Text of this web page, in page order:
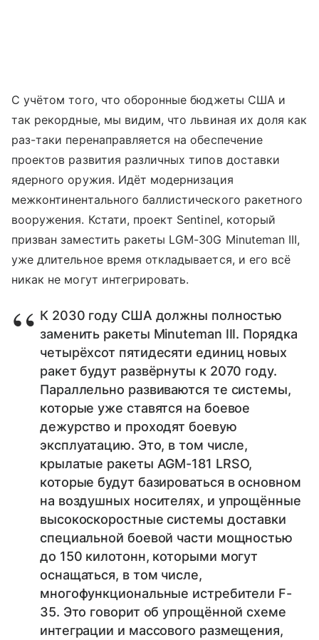
С учётом того, что оборонные бюджеты США и
так рекордные, мы видим, что львиная их доля как
раз-таки перенаправляется на обеспечение
проектов развития различных типов доставки
ядерного оружия. Идёт модернизация
межконтинентального баллистического ракетного
вооружения. Кстати, проект Sentinel, который
призван заместить ракеты LGM-30G Minuteman III,
уже длительное время откладывается, и его всё
никак не могут интегрировать.
К 2030 году США должны полностью
заменить ракеты Minuteman III. Порядка
четырёхсот пятидесяти единиц новых
ракет будут развёрнуты к 2070 году.
Параллельно развиваются те системы,
которые уже ставятся на боевое
дежурство и проходят боевую
эксплуатацию. Это, в том числе,
крылатые ракеты AGM-181 LRSO,
которые будут базироваться в основном
на воздушных носителях, и упрощённые
высокоскоростные системы доставки
специальной боевой части мощностью
до 150 килотонн, которыми могут
оснащаться, в том числе,
многофункциональные истребители F-
35. Это говорит об упрощённой схеме
интеграции и массового размещения,